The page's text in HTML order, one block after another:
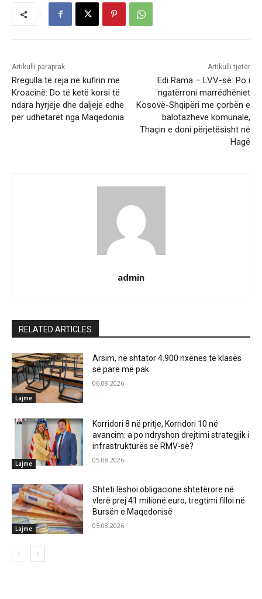
Artikulli paraprak
Rregulla të reja në kufirin me
Kroacinë: Do të ketë korsi të
ndara hyrjeje dhe daljeje edhe
për udhëtarët nga Maqedonia
Artikulli tjetër
Edi Rama – LVV-së: Po i
ngatërroni marrëdhëniet
Kosovë-Shqipëri me çorbën e
balotazheve komunale,
Thaçin e doni përjetësisht në
Hagë
admin
RELATED ARTICLES
Lajme
Arsim, në shtator 4.900 nxënës të klasës
së parë më pak
06.08.2026
Lajme
Korridori 8 në pritje, Korridori 10 në
avancim: a po ndryshon drejtimi strategjik i
infrastrukturës së RMV-së?
05.08.2026
Lajme
Shteti lëshoi obligacione shtetërore në
vlerë prej 41 milionë euro, tregtimi filloi në
Bursën e Maqedonisë
05.08.2026